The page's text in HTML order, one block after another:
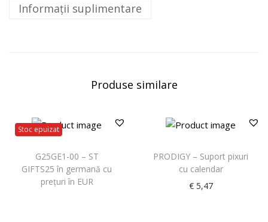
Informații suplimentare
Produse similare
Stoc epuizat
G25GE1-00 – ST
GIFTS25 în germană cu
prețuri în EUR
PRODIGY – Suport pixuri
cu calendar
€5,47